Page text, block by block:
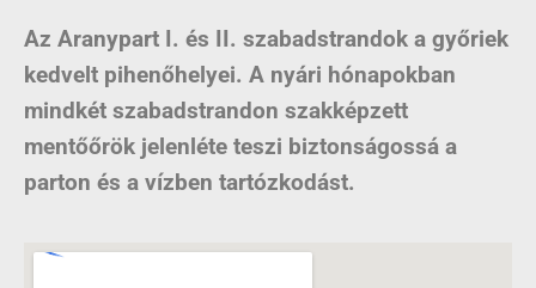
Az Aranypart I. és II. szabadstrandok a győriek
kedvelt pihenőhelyei. A nyári hónapokban
mindkét szabadstrandon szakképzett
mentőőrök jelenléte teszi biztonságossá a
parton és a vízben tartózkodást.